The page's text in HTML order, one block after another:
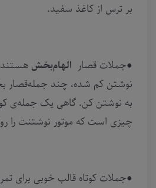
بر ترس از کاغذ سفید.
●جملات قصار الهام‌بخش هستند.
نوشتن کم شده، چند جمله‌قصار
به نوشتن کن. گاهی یک جمله‌ی
چیزی است که موتور نوشتنت را
●جملات کوتاه قالب خوبی برای